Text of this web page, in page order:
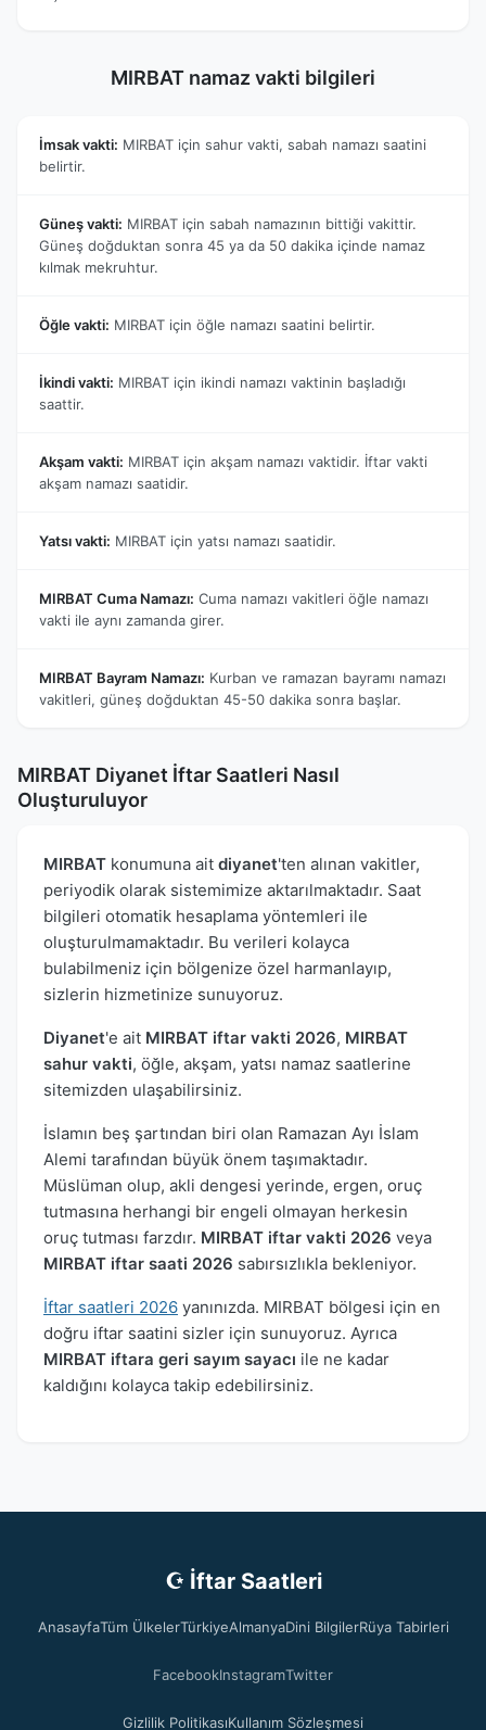
MIRBAT namaz vakti bilgileri
İmsak vakti: MIRBAT için sahur vakti, sabah namazı saatini
belirtir.
Güneş vakti: MIRBAT için sabah namazının bittiği vakittir.
Güneş doğduktan sonra 45 ya da 50 dakika içinde namaz
kılmak mekruhtur.
Öğle vakti: MIRBAT için öğle namazı saatini belirtir.
İkindi vakti: MIRBAT için ikindi namazı vaktinin başladığı
saattir.
Akşam vakti: MIRBAT için akşam namazı vaktidir. İftar vakti
akşam namazı saatidir.
Yatsı vakti: MIRBAT için yatsı namazı saatidir.
MIRBAT Cuma Namazı: Cuma namazı vakitleri öğle namazı
vakti ile aynı zamanda girer.
MIRBAT Bayram Namazı: Kurban ve ramazan bayramı namazı
vakitleri, güneş doğduktan 45-50 dakika sonra başlar.
MIRBAT Diyanet İftar Saatleri Nasıl
Oluşturuluyor
MIRBAT konumuna ait diyanet'ten alınan vakitler,
periyodik olarak sistemimize aktarılmaktadır. Saat
bilgileri otomatik hesaplama yöntemleri ile
oluşturulmamaktadır. Bu verileri kolayca
bulabilmeniz için bölgenize özel harmanlayıp,
sizlerin hizmetinize sunuyoruz.
Diyanet'e ait MIRBAT iftar vakti 2026, MIRBAT
sahur vakti, öğle, akşam, yatsı namaz saatlerine
sitemizden ulaşabilirsiniz.
İslamın beş şartından biri olan Ramazan Ayı İslam
Alemi tarafından büyük önem taşımaktadır.
Müslüman olup, akli dengesi yerinde, ergen, oruç
tutmasına herhangi bir engeli olmayan herkesin
oruç tutması farzdır. MIRBAT iftar vakti 2026 veya
MIRBAT iftar saati 2026 sabırsızlıkla bekleniyor.
İftar saatleri 2026 yanınızda. MIRBAT bölgesi için en
doğru iftar saatini sizler için sunuyoruz. Ayrıca
MIRBAT iftara geri sayım sayacı ile ne kadar
kaldığını kolayca takip edebilirsiniz.
☪ İftar Saatleri
AnasayfaTüm ÜlkelerTürkiyeAlmanyaDini BilgilerRüya Tabirleri
FacebookInstagramTwitter
Gizlilik PolitikasıKullanım Sözleşmesi